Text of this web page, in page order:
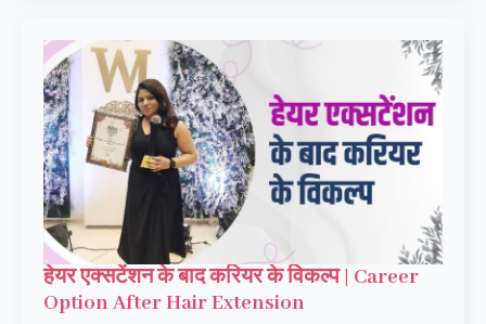
हेयर एक्सटेंशन के बाद करियर के विकल्प | Career
Option After Hair Extension